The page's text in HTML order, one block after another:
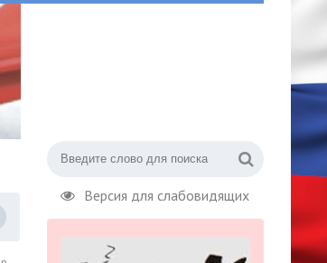
Версия для слабовидящих